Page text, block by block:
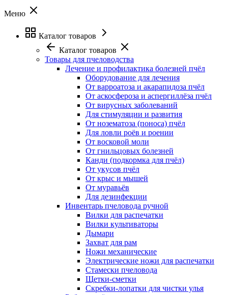
Меню
Каталог товаров
Каталог товаров
Товары для пчеловодства
Лечение и профилактика болезней пчёл
Оборудование для лечения
От варроатоза и акарапидоза пчёл
От аскосфероза и аспергиллёза пчёл
От вирусных заболеваний
Для стимуляции и развития
От нозематоза (поноса) пчёл
Для ловли роёв и роении
От восковой моли
От гнильцовых болезней
Канди (подкормка для пчёл)
От укусов пчёл
От крыс и мышей
От муравьёв
Для дезинфекции
Инвентарь пчеловода ручной
Вилки для распечатки
Вилки культиваторы
Дымари
Захват для рам
Ножи механические
Электрические ножи для распечатки
Стамески пчеловода
Щетки-сметки
Скребки-лопатки для чистки улья